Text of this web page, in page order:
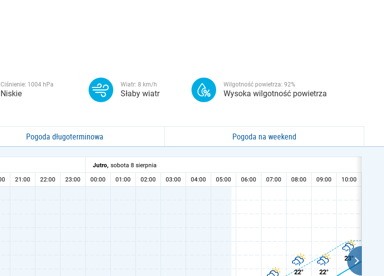
Ciśnienie: 1004 hPa
Niskie
Wiatr: 8 km/h
Słaby wiatr
Wilgotność powietrza: 92%
Wysoka wilgotność powietrza
Pogoda długoterminowa Pogoda na weekend